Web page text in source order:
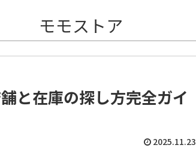
モモストア
と在庫の探し方完全ガイ
2025.11.23